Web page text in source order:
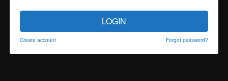
LOGIN
Create account Forgot password?